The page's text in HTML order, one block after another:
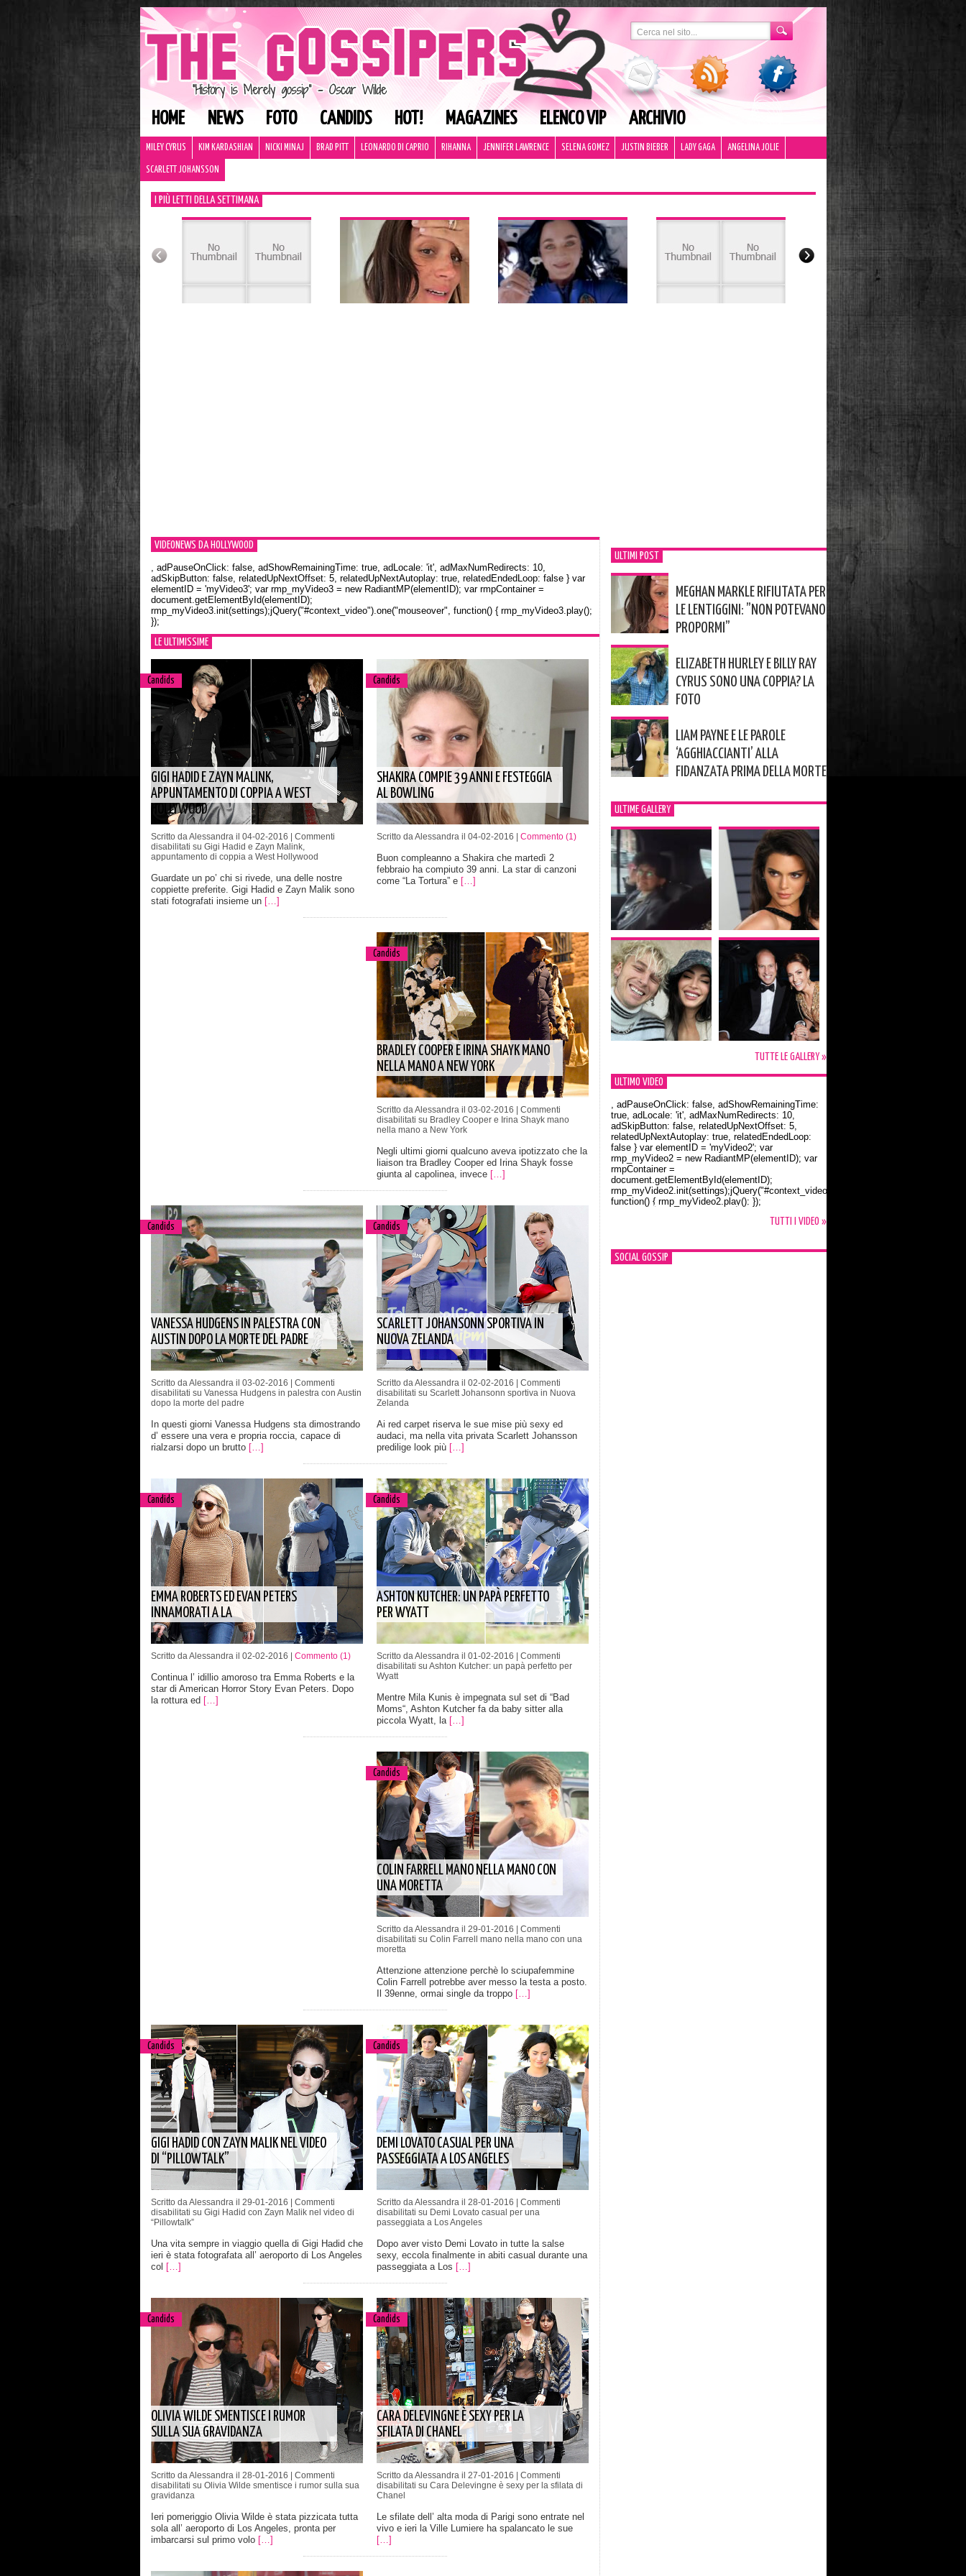
HOME NEWS FOTO CANDIDS HOT! MAGAZINES ELENCO VIP ARCHIVIO
MILEY CYRUS KIM KARDASHIAN NICKI MINAJ BRAD PITT LEONARDO DI CAPRIO RIHANNA JENNIFER LAWRENCE SELENA GOMEZ JUSTIN BIEBER LADY GAGA ANGELINA JOLIE
SCARLETT JOHANSSON
I PIÙ LETTI DELLA SETTIMANA
VIDEONEWS DA HOLLYWOOD
, adPauseOnClick: false, adShowRemainingTime: true, adLocale: 'it', adMaxNumRedirects: 10,
adSkipButton: false, relatedUpNextOffset: 5, relatedUpNextAutoplay: true, relatedEndedLoop: false } var
elementID = 'myVideo3'; var rmp_myVideo3 = new RadiantMP(elementID); var rmpContainer =
document.getElementById(elementID);
rmp_myVideo3.init(settings);jQuery("#context_video").one("mouseover", function() { rmp_myVideo3.play();
});
LE ULTIMISSIME
Candids
GIGI HADID E ZAYN MALINK,
APPUNTAMENTO DI COPPIA A WEST
HOLLYWOOD
Scritto da Alessandra il 04-02-2016 | Commenti
disabilitati su Gigi Hadid e Zayn Malink,
appuntamento di coppia a West Hollywood
Guardate un po’ chi si rivede, una delle nostre
coppiette preferite. Gigi Hadid e Zayn Malik sono
stati fotografati insieme un […]
Candids
SHAKIRA COMPIE 39 ANNI E FESTEGGIA
AL BOWLING
Scritto da Alessandra il 04-02-2016 | Commento (1)
Buon compleanno a Shakira che martedì 2
febbraio ha compiuto 39 anni. La star di canzoni
come “La Tortura” e […]
Candids
BRADLEY COOPER E IRINA SHAYK MANO
NELLA MANO A NEW YORK
Scritto da Alessandra il 03-02-2016 | Commenti
disabilitati su Bradley Cooper e Irina Shayk mano
nella mano a New York
Negli ultimi giorni qualcuno aveva ipotizzato che la
liaison tra Bradley Cooper ed Irina Shayk fosse
giunta al capolinea, invece […]
Candids
VANESSA HUDGENS IN PALESTRA CON
AUSTIN DOPO LA MORTE DEL PADRE
Scritto da Alessandra il 03-02-2016 | Commenti
disabilitati su Vanessa Hudgens in palestra con Austin
dopo la morte del padre
In questi giorni Vanessa Hudgens sta dimostrando
d’ essere una vera e propria roccia, capace di
rialzarsi dopo un brutto […]
Candids
SCARLETT JOHANSONN SPORTIVA IN
NUOVA ZELANDA
Scritto da Alessandra il 02-02-2016 | Commenti
disabilitati su Scarlett Johansonn sportiva in Nuova
Zelanda
Ai red carpet riserva le sue mise più sexy ed
audaci, ma nella vita privata Scarlett Johansson
predilige look più […]
Candids
EMMA ROBERTS ED EVAN PETERS
INNAMORATI A LA
Scritto da Alessandra il 02-02-2016 | Commento (1)
Continua l’ idillio amoroso tra Emma Roberts e la
star di American Horror Story Evan Peters. Dopo
la rottura ed […]
Candids
ASHTON KUTCHER: UN PAPÀ PERFETTO
PER WYATT
Scritto da Alessandra il 01-02-2016 | Commenti
disabilitati su Ashton Kutcher: un papà perfetto per
Wyatt
Mentre Mila Kunis è impegnata sul set di “Bad
Moms“, Ashton Kutcher fa da baby sitter alla
piccola Wyatt, la […]
Candids
COLIN FARRELL MANO NELLA MANO CON
UNA MORETTA
Scritto da Alessandra il 29-01-2016 | Commenti
disabilitati su Colin Farrell mano nella mano con una
moretta
Attenzione attenzione perchè lo sciupafemmine
Colin Farrell potrebbe aver messo la testa a posto.
Il 39enne, ormai single da troppo […]
Candids
GIGI HADID CON ZAYN MALIK NEL VIDEO
DI “PILLOWTALK”
Scritto da Alessandra il 29-01-2016 | Commenti
disabilitati su Gigi Hadid con Zayn Malik nel video di
“Pillowtalk”
Una vita sempre in viaggio quella di Gigi Hadid che
ieri è stata fotografata all’ aeroporto di Los Angeles
col […]
Candids
DEMI LOVATO CASUAL PER UNA
PASSEGGIATA A LOS ANGELES
Scritto da Alessandra il 28-01-2016 | Commenti
disabilitati su Demi Lovato casual per una
passeggiata a Los Angeles
Dopo aver visto Demi Lovato in tutte la salse
sexy, eccola finalmente in abiti casual durante una
passeggiata a Los […]
Candids
OLIVIA WILDE SMENTISCE I RUMOR
SULLA SUA GRAVIDANZA
Scritto da Alessandra il 28-01-2016 | Commenti
disabilitati su Olivia Wilde smentisce i rumor sulla sua
gravidanza
Ieri pomeriggio Olivia Wilde è stata pizzicata tutta
sola all’ aeroporto di Los Angeles, pronta per
imbarcarsi sul primo volo […]
Candids
CARA DELEVINGNE È SEXY PER LA
SFILATA DI CHANEL
Scritto da Alessandra il 27-01-2016 | Commenti
disabilitati su Cara Delevingne è sexy per la sfilata di
Chanel
Le sfilate dell’ alta moda di Parigi sono entrate nel
vivo e ieri la Ville Lumiere ha spalancato le sue
[…]
ULTIMI POST
MEGHAN MARKLE RIFIUTATA PER
LE LENTIGGINI: ”NON POTEVANO
PROPORMI”
ELIZABETH HURLEY E BILLY RAY
CYRUS SONO UNA COPPIA? LA
FOTO
LIAM PAYNE E LE PAROLE
‘AGGHIACCIANTI’ ALLA
FIDANZATA PRIMA DELLA MORTE
ULTIME GALLERY
TUTTE LE GALLERY »
ULTIMO VIDEO
Orlando Bloom e la t-shirt dedicata a Flynn
, adPauseOnClick: false, adShowRemainingTime:
true, adLocale: 'it', adMaxNumRedirects: 10,
adSkipButton: false, relatedUpNextOffset: 5,
relatedUpNextAutoplay: true, relatedEndedLoop:
false } var elementID = 'myVideo2'; var
rmp_myVideo2 = new RadiantMP(elementID); var
rmpContainer =
document.getElementById(elementID);
rmp_myVideo2.init(settings);jQuery("#context_video2").one("mouseover",
function() { rmp_myVideo2.play(); });
TUTTI I VIDEO »
SOCIAL GOSSIP